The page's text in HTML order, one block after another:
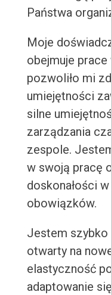
Państwa
Moje
obejmuje
pozwoliło mi
umiejętności
silne
zarządzania
zespole.
w swoją pracę
doskonałości
obowiązków.
Jestem szybko
otwarty na
elastyczność
adaptowanie